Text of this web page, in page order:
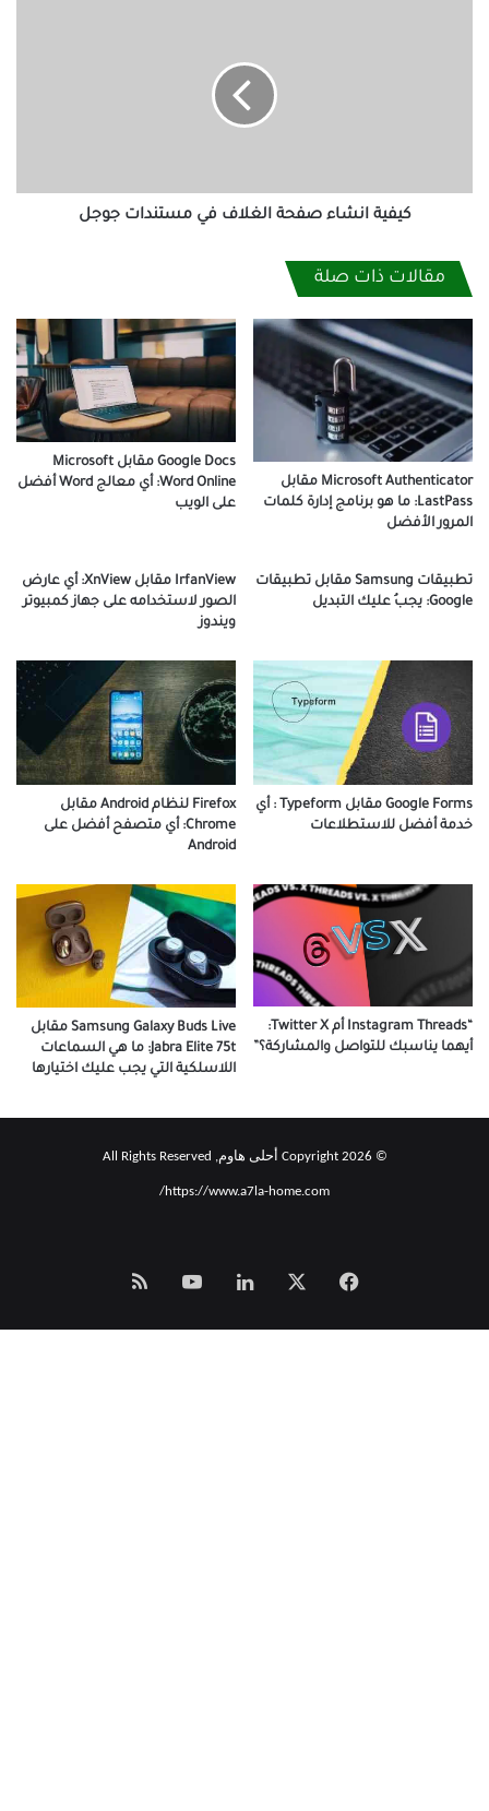
كيفية انشاء صفحة الغلاف في مستندات جوجل
مقالات ذات صلة
Microsoft Authenticator مقابل
LastPass: ما هو برنامج إدارة كلمات
المرور الأفضل
Google Docs مقابل Microsoft
Word Online: أي معالج Word أفضل
على الويب
تطبيقات Samsung مقابل تطبيقات
Google: يجبُ عليك التبديل
IrfanView مقابل XnView: أي عارض
الصور لاستخدامه على جهاز كمبيوتر
ويندوز
Google Forms مقابل Type­form : أي
خدمة أفضل للاستطلاعات
Firefox لنظام Android مقابل
Chrome: أي متصفح أفضل على
Android
“Instagram Threads أم Twitter X:
أيهما يناسبك للتواصل والمشاركة؟”
Samsung Galaxy Buds Live مقابل
Jabra Elite 75t: ما هي السماعات
اللاسلكية التي يجب عليك اختيارها
© Copyright 2026 أحلى هاوم, All Rights Reserved
https://www.a7la-home.com/
فيسبوك لينكدإن‫YouTube
Smart
Zeno